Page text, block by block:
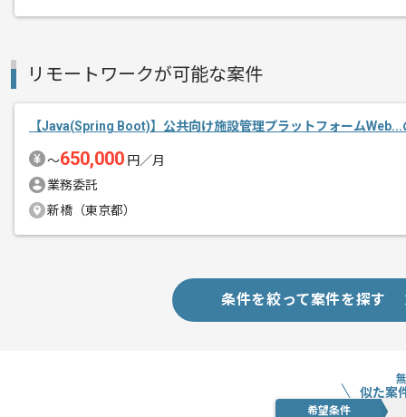
リモートワークが可能な案件
【Java(Spring Boot)】公共向け施設管理プラットフォーム
〜650,000 円／月
業務委託
新橋（東京都）
条件を絞って案件を探す
似た案
希望条件